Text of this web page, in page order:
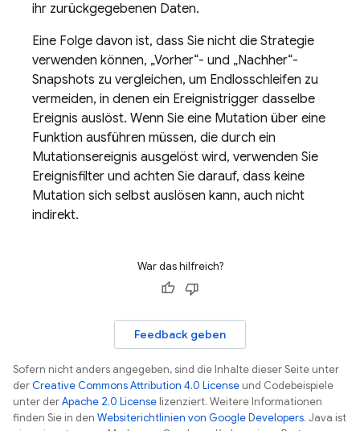
ihr zurückgegebenen Daten.
Eine Folge davon ist, dass Sie nicht die Strategie
verwenden können, „Vorher“- und „Nachher“-
Snapshots zu vergleichen, um Endlosschleifen zu
vermeiden, in denen ein Ereignistrigger dasselbe
Ereignis auslöst. Wenn Sie eine Mutation über eine
Funktion ausführen müssen, die durch ein
Mutationsereignis ausgelöst wird, verwenden Sie
Ereignisfilter und achten Sie darauf, dass keine
Mutation sich selbst auslösen kann, auch nicht
indirekt.
War das hilfreich?
Feedback geben
Sofern nicht anders angegeben, sind die Inhalte dieser Seite unter
derCreative Commons Attribution 4.0 License und Codebeispiele
unter derApache 2.0 License lizenziert. Weitere Informationen
finden Sie in den Websiterichtlinien von Google Developers. Java ist